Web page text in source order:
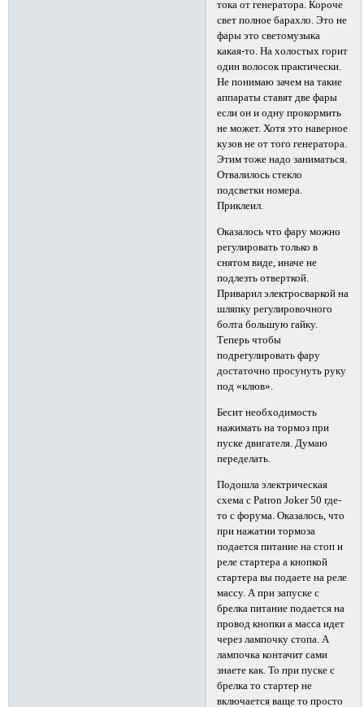
тока от генератора. Короче
свет полное барахло. Это не
фары это светомузыка
какая-то. На холостых горит
один волосок практически.
Не понимаю зачем на такие
аппараты ставят две фары
если он и одну прокормить
не может. Хотя это наверное
кузов не от того генератора.
Этим тоже надо заниматься.
Отвалилось стекло
подсветки номера.
Приклеил.
Оказалось что фару можно
регулировать только в
снятом виде, иначе не
подлезть отверткой.
Приварил электросваркой на
шляпку регулировочного
болта большую гайку.
Теперь чтобы
подрегулировать фару
достаточно просунуть руку
под «клюв».
Бесит необходимость
нажимать на тормоз при
пуске двигателя. Думаю
переделать.
Подошла электрическая
схема с Patron Joker 50 где-
то с форума. Оказалось, что
при нажатии тормоза
подается питание на стоп и
реле стартера а кнопкой
стартера вы подаете на реле
массу. А при запуске с
брелка питание подается на
провод кнопки а масса идет
через лампочку стопа. А
лампочка контачит сами
знаете как. То при пуске с
брелка то стартер не
включается ваще то просто